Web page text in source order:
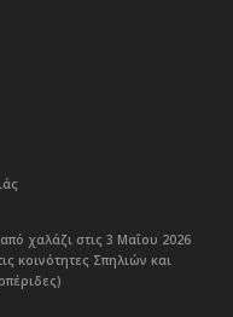
χαλάζι στις 3 Μαΐου 2026
κοινότητες Σπηλιών και